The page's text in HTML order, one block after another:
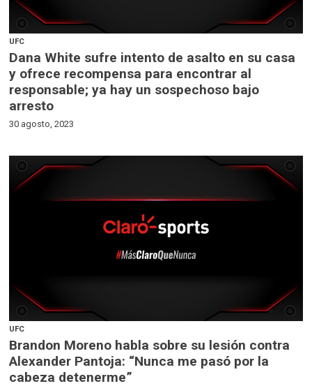
UFC
Dana White sufre intento de asalto en su casa
y ofrece recompensa para encontrar al
responsable; ya hay un sospechoso bajo
arresto
30 agosto, 2023
UFC
Brandon Moreno habla sobre su lesión contra
Alexander Pantoja: “Nunca me pasó por la
cabeza detenerme”